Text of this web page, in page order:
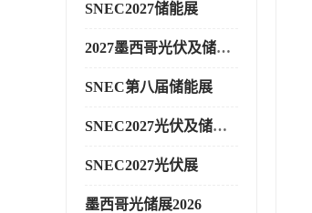
SNEC2027储能展
2027墨西哥光伏及储能展
SNEC第八届储能展
SNEC2027光伏及储能展
SNEC2027光伏展
墨西哥光储展2026